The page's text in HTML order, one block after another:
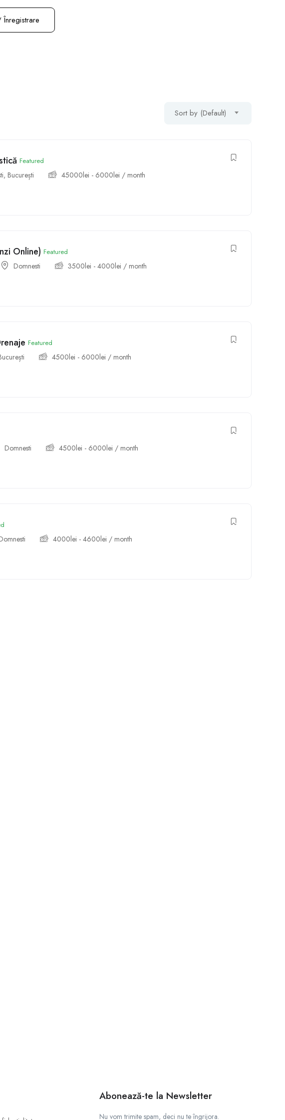
Înregistrare
Sort by (Default)
Featured
, București 45000lei - 6000lei / month
Online) Featured
Domnesti 3500lei -4000lei / month
Featured
4500lei - 6000lei / month
Domnesti 4500lei - 6000lei / month
4000lei -4600lei / month
Abonează-te la Newsletter
Nu vom trimite spam, deci nu te îngrijora.